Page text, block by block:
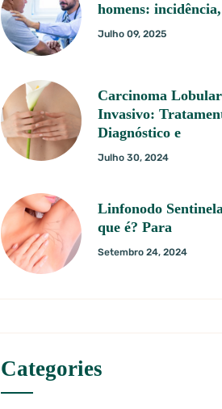
homens: incidência,
Julho 09, 2025
Carcinoma Lobular
Invasivo:
Diagnóstico e
Julho 30, 2024
Linfonodo
que é? Para
Setembro 24, 2024
Categories